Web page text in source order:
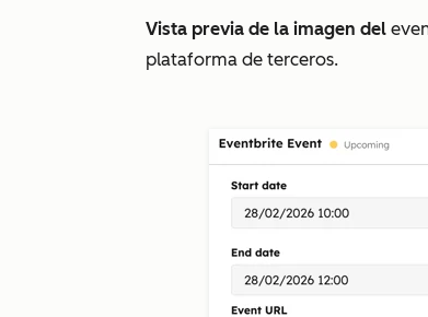
Vista previa de la imagen del
plataforma de terceros.